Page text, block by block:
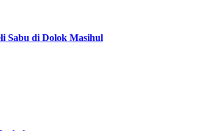
Sabu di Dolok Masihul